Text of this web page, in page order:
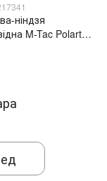
ніндзя
M-Tac Polartec
M) Коричнева